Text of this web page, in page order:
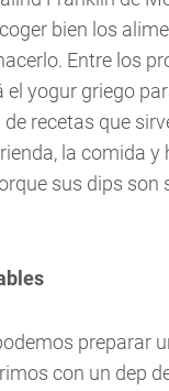
bien los
Entre los
yogur griego
recetas que
la comida y
sus dips son
preparar
con un dep